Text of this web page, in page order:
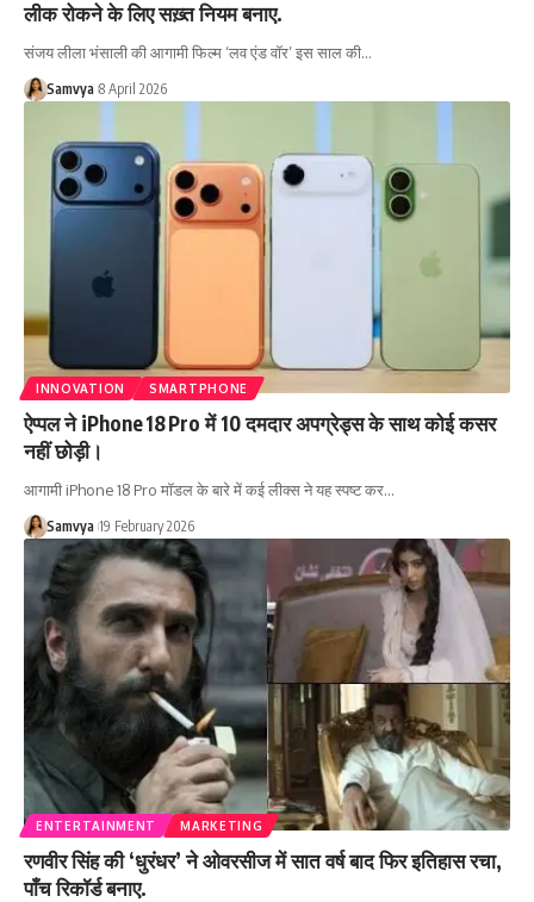
लीक रोकने के लिए सख़्त नियम बनाए.
संजय लीला भंसाली की आगामी फिल्म ‘लव एंड वॉर’ इस साल की…
Samvya 8 April 2026
INNOVATION SMARTPHONE
ऐप्पल ने iPhone 18 Pro में 10 दमदार अपग्रेड्स के साथ कोई कसर
नहीं छोड़ी।
आगामी iPhone 18 Pro मॉडल के बारे में कई लीक्स ने यह स्पष्ट कर…
Samvya 19 February 2026
ENTERTAINMENT MARKETING
रणवीर सिंह की ‘धुरंधर’ ने ओवरसीज में सात वर्ष बाद फिर इतिहास रचा,
पाँच रिकॉर्ड बनाए.